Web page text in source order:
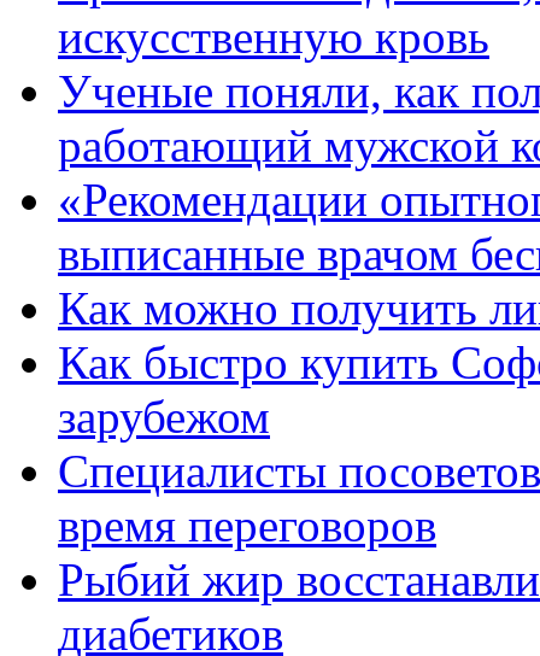
искусственную кровь
Ученые поняли, как
работающий мужской
«Рекомендации
выписанные врачом
Как можно получить
Как быстро купить
зарубежом
Специалисты
время переговоров
Рыбий жир
диабетиков